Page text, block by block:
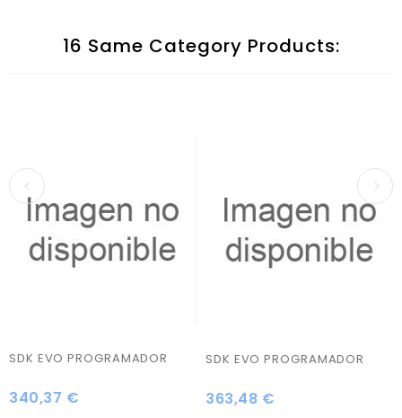
16 Same Category Products:
SDK EVO PROGRAMADOR
Precio
340,37 €
SDK EVO PROGRAMADOR
Precio
363,48 €